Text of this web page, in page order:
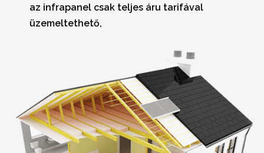
az infrapanel csak teljes áru tarifával
üzemeltethető,